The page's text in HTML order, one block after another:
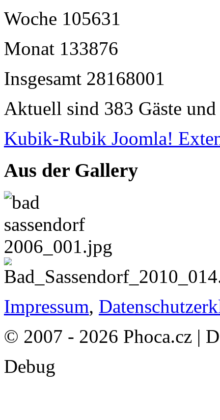
Woche 105631
Monat 133876
Insgesamt 28168001
Aktuell sind 383 Gäste
Kubik-Rubik Joomla!
Aus der Gallery
Impressum,
© 2007 - 2026 Phoca.cz |
Debug